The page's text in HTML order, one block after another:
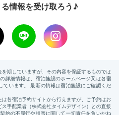
情報を受け取ろう♪